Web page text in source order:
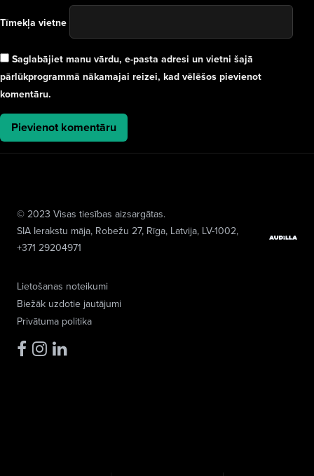
Tīmekļa vietne
Saglabājiet manu vārdu, e-pasta adresi un vietni šajā
pārlūkprogrammā nākamajai reizei, kad vēlēšos pievienot
komentāru.
Lietošanas noteikumi
Biežāk uzdotie jautājumi
Privātuma politika
© 2023 Visas tiesības aizsargātas.
SIA Ierakstu māja, Robežu 27, Rīga, Latvija, LV-1002,
+371 29204971